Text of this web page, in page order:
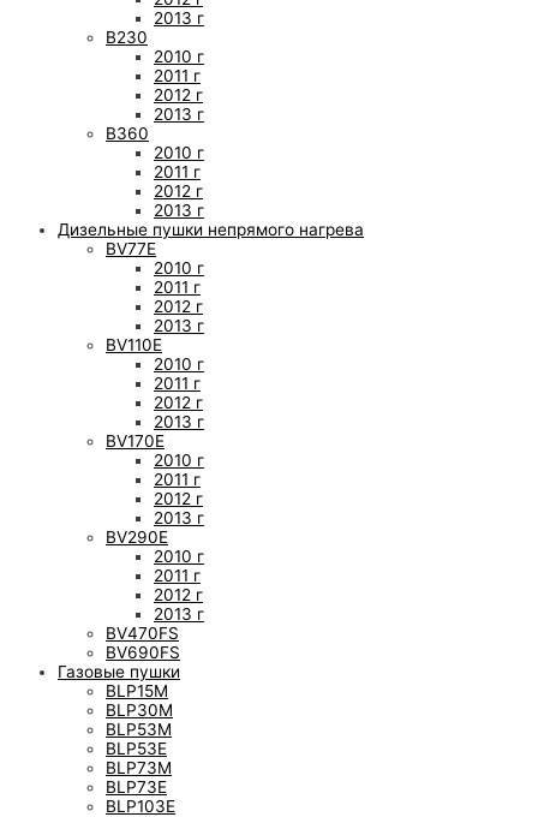
2013 г
B230
2010 г
2011 г
2012 г
2013 г
B360
2010 г
2011 г
2012 г
2013 г
Дизельные пушки непрямого нагрева
BV77E
2010 г
2011 г
2012 г
2013 г
BV110E
2010 г
2011 г
2012 г
2013 г
BV170E
2010 г
2011 г
2012 г
2013 г
BV290E
2010 г
2011 г
2012 г
2013 г
BV470FS
BV690FS
Газовые пушки
BLP15M
BLP30M
BLP53M
BLP53E
BLP73M
BLP73E
BLP103E